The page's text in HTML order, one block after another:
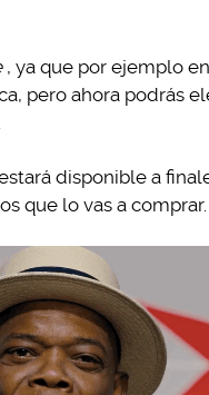
, ya que por ejemplo
pero ahora podrás
disponible a
que lo vas a comprar.